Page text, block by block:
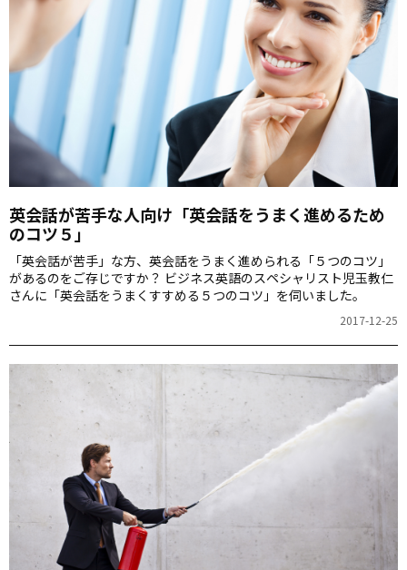
英会話が苦手な人向け「英会話をうまく進めるため
のコツ５」
「英会話が苦手」な方、英会話をうまく進められる「５つのコツ」
があるのをご存じですか？ ビジネス英語のスペシャリスト児玉教仁
さんに「英会話をうまくすすめる５つのコツ」を伺いました。
2017-12-25